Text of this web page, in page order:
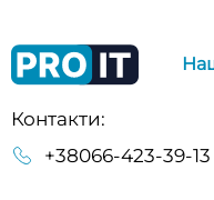
Контакти:
+38066-423-39-13